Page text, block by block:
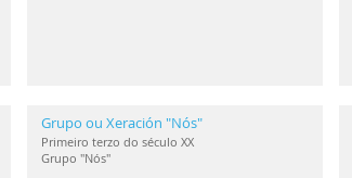
Grupo ou Xeración "Nós"
Primeiro terzo do século XX
Grupo "Nós"